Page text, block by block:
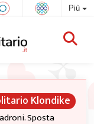
Più
Klondike
Sposta